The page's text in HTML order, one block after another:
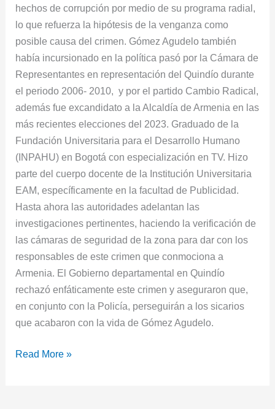
hechos de corrupción por medio de su programa radial,
lo que refuerza la hipótesis de la venganza como
posible causa del crimen. Gómez Agudelo también
había incursionado en la política pasó por la Cámara de
Representantes en representación del Quindío durante
el periodo 2006- 2010, y por el partido Cambio Radical,
además fue excandidato a la Alcaldía de Armenia en las
más recientes elecciones del 2023. Graduado de la
Fundación Universitaria para el Desarrollo Humano
(INPAHU) en Bogotá con especialización en TV. Hizo
parte del cuerpo docente de la Institución Universitaria
EAM, específicamente en la facultad de Publicidad.
Hasta ahora las autoridades adelantan las
investigaciones pertinentes, haciendo la verificación de
las cámaras de seguridad de la zona para dar con los
responsables de este crimen que conmociona a
Armenia. El Gobierno departamental en Quindío
rechazó enfáticamente este crimen y aseguraron que,
en conjunto con la Policía, perseguirán a los sicarios
que acabaron con la vida de Gómez Agudelo.
Read More »